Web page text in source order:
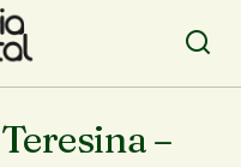
–